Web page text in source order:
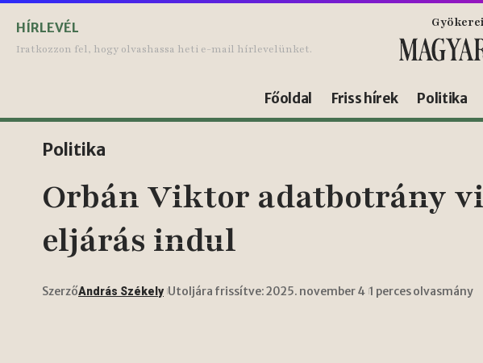
HÍRLEVÉL
Iratkozzon fel, hogy olvashassa heti e-mail hírlevelünket.
Főoldal Friss hírek Politika
Politika
Orbán Viktor adatbotrány
eljárás indul
SzerzőAndrás Székely Utoljára frissítve: 2025. november 4 1 perces olvasmány